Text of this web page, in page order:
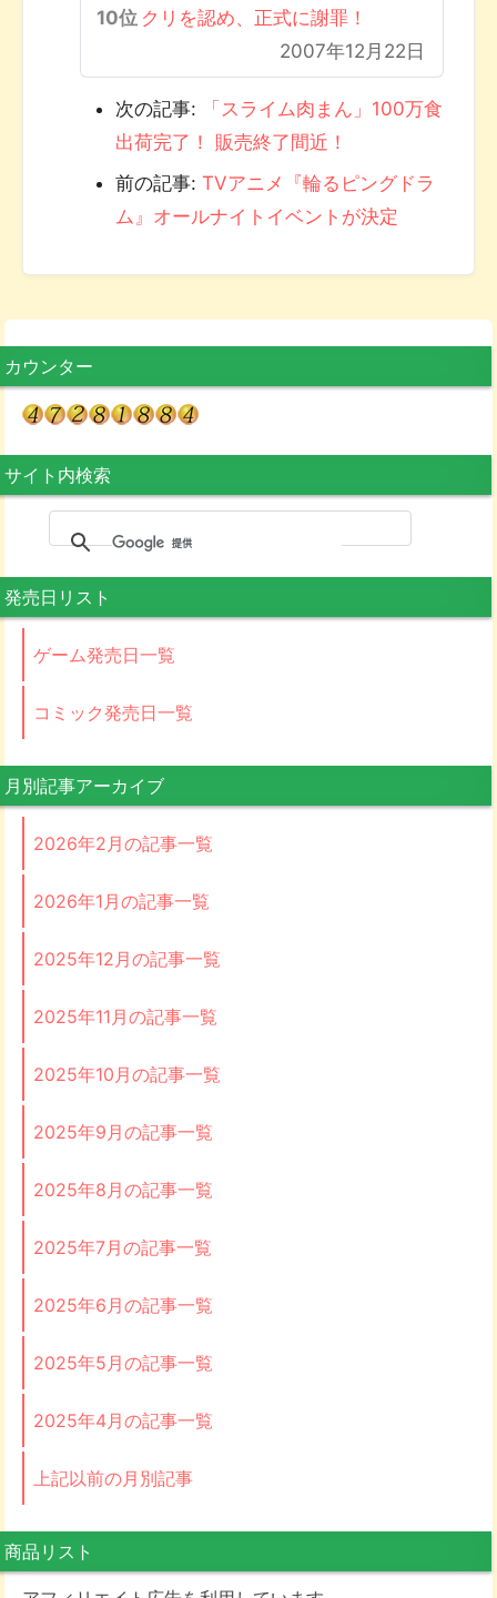
クリを認め、正式に謝罪！
2007年12月22日
次の記事:
「スライム肉まん」100万食
出荷完了！ 販売終了間近！
前の記事: TVアニメ『輪るピングドラ
ム』オールナイトイベントが決定
カウンター
サイト内検索
発売日リスト
ゲーム発売日一覧
コミック発売日一覧
月別記事アーカイブ
2026年2月の記事一覧
2026年1月の記事一覧
2025年12月の記事一覧
2025年11月の記事一覧
2025年10月の記事一覧
2025年9月の記事一覧
2025年8月の記事一覧
2025年7月の記事一覧
2025年6月の記事一覧
2025年5月の記事一覧
2025年4月の記事一覧
上記以前の月別記事
商品リスト